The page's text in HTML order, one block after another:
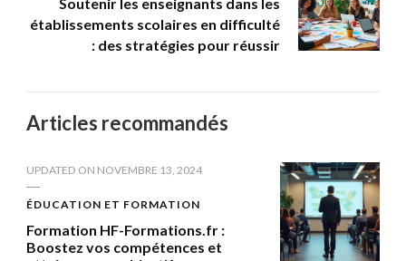
établissements scolaires en difficulté
: des stratégies pour réussir
Articles recommandés
UPDATED ON NOVEMBRE 13, 2024
ÉDUCATION ET FORMATION
Formation HF-Formations.fr :
Boostez vos compétences et